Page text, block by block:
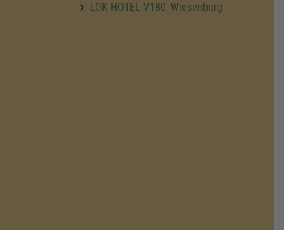
LOK HOTEL V180, Wiesenburg